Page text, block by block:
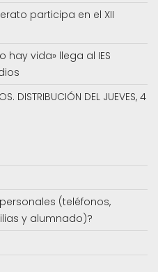
participa en el XII
hay vida» llega al IES
DISTRIBUCIÓN DEL JUEVES, 4
(teléfonos,
y alumnado)?